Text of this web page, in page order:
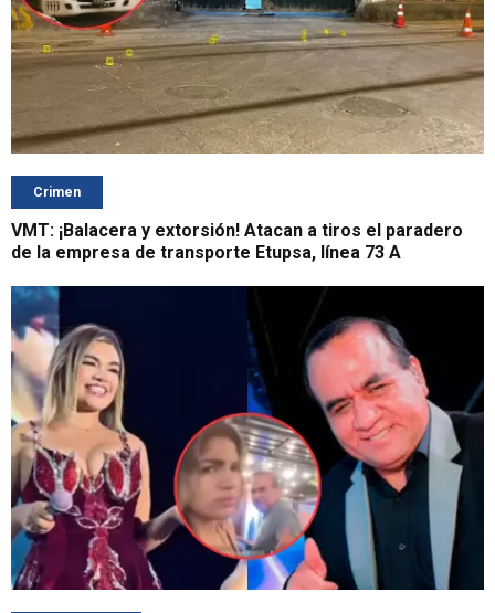
Crimen
VMT: ¡Balacera y extorsión! Atacan a tiros el paradero
de la empresa de transporte Etupsa, línea 73 A